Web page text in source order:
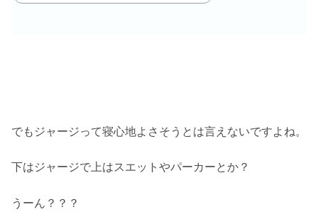
でもジャージって寝心地よさそうとは言えないですよね。
下はジャージで上はスエットやパーカーとか？
うーん？？？